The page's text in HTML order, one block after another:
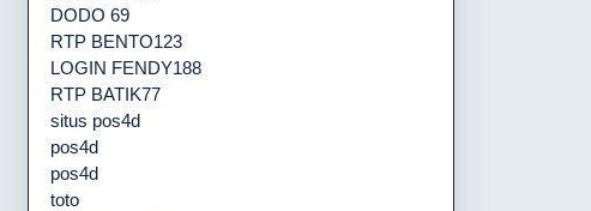
DODO 69
RTP BENTO123
LOGIN FENDY188
RTP BATIK77
situs pos4d
pos4d
pos4d
toto